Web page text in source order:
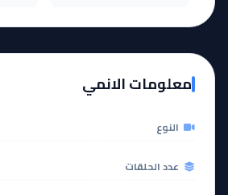
مشاهدة
12
معلومات الانمي
النوع
عدد الحلقات